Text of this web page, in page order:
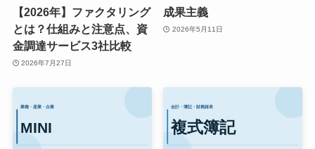
【2026年】ファクタリング
とは？仕組みと注意点、資
金調達サービス3社比較
2026年7月27日
成果主義
2026年5月11日